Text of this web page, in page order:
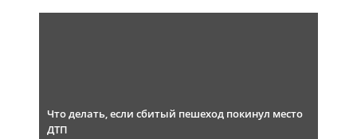
Что делать, если сбитый пешеход покинул место
ДТП